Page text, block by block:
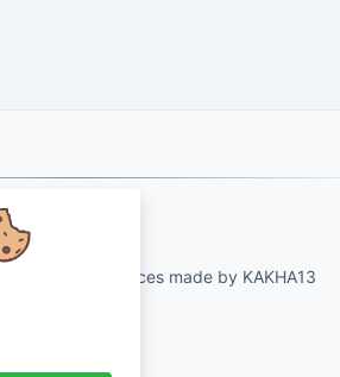
tools and services made by KAKHA13